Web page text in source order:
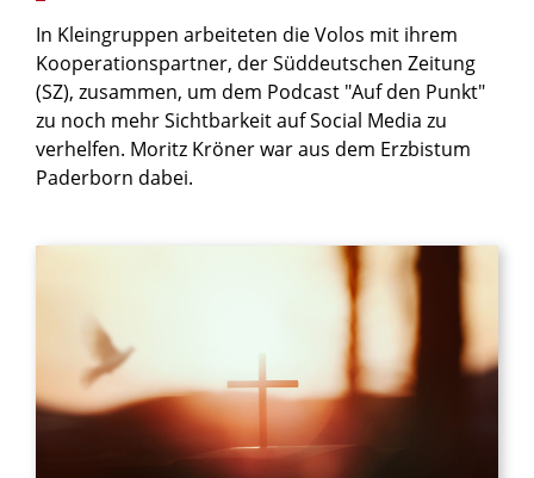
In Kleingruppen arbeiteten die Volos mit ihrem
Kooperationspartner, der Süddeutschen Zeitung
(SZ), zusammen, um dem Podcast "Auf den Punkt"
zu noch mehr Sichtbarkeit auf Social Media zu
verhelfen. Moritz Kröner war aus dem Erzbistum
Paderborn dabei.